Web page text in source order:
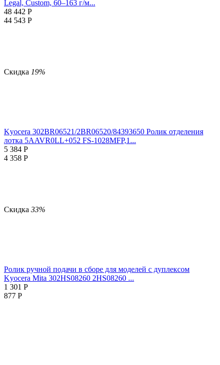
Legal, Custom, 60–163 г/м...
48 442 Р
44 543 Р
Скидка 19%
Kyocera 302BR06521/2BR06520/84393650 Ролик отделения
лотка 5AAVR0LL+052 FS-1028MFP,1...
5 384 Р
4 358 Р
Скидка 33%
Ролик ручной подачи в сборе для моделей с дуплексом
Kyocera Mita 302HS08260 2HS08260 ...
1 301 Р
877 Р